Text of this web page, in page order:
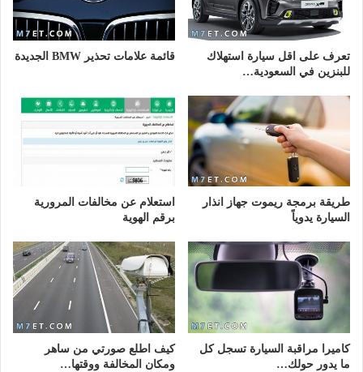
تعرف على اقل سيارة استهلاك
للبنزين في السعودية…
قائمة علامات تحذير BMW الجديدة
طريقة برمجة ريموت جهاز انذار
السيارة يدوياً
استعلام عن مخالفات المرورية
برقم الهوية
كاميرا مراقبة السيارة تسجل كل
ما يدور حولك…
كيف اطلع صورتي من ساهر
ومكان المخالفة ووقتها…